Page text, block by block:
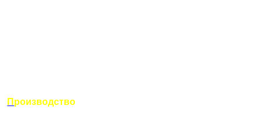
П роизводство